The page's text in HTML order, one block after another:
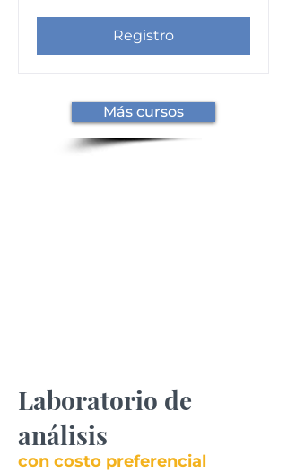
Registro
Más cursos
Laboratorio de
análisis
con costo preferencial